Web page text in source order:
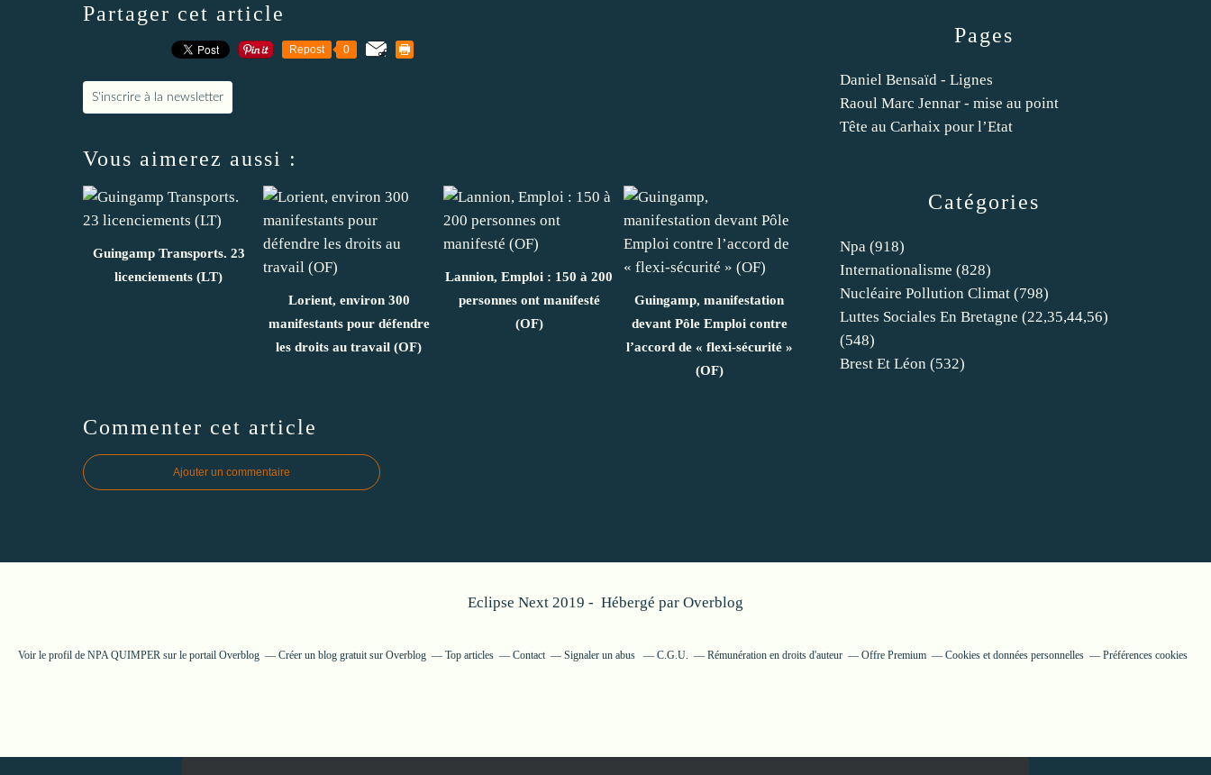
Partager cet article
Repost 0
S'inscrire à la newsletter
Vous aimerez aussi :
Guingamp Transports. 23
licenciements (LT)
Lorient, environ 300
manifestants pour défendre
les droits au travail (OF)
Lannion, Emploi : 150 à 200
personnes ont manifesté
(OF)
Guingamp, manifestation
devant Pôle Emploi contre
l’accord de « flexi-sécurité »
(OF)
Commenter cet article
Ajouter un commentaire
Catégories
Npa (918)
Internationalisme (828)
Nucléaire Pollution Climat (798)
Luttes Sociales En Bretagne (22,35,44,56)
(548)
Brest Et Léon (532)
Pages
Daniel Bensaïd - Lignes
Raoul Marc Jennar - mise au point
Tête au Carhaix pour l’Etat
Eclipse Next 2019 - Hébergé par Overblog
Voir le profil de NPA QUIMPER sur le portail Overblog Créer un blog gratuit sur Overblog Top articles Contact Signaler un abus C.G.U. Rémunération en droits d'auteur Offre Premium Cookies et données personnelles Préférences cookies